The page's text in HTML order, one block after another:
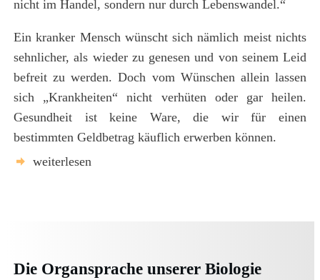
nicht im Handel, sondern nur durch Lebenswandel.“
Ein kranker Mensch wünscht sich nämlich meist nichts
sehnlicher, als wieder zu genesen und von seinem Leid
befreit zu werden. Doch vom Wünschen allein lassen
sich „Krankheiten“ nicht verhüten oder gar heilen.
Gesundheit ist keine Ware, die wir für einen
bestimmten Geldbetrag käuflich erwerben können.
weiterlesen
Die Organsprache unserer Biologie